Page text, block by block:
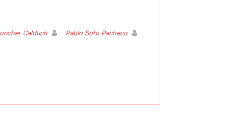
Calduch
Pablo Soto Pacheco